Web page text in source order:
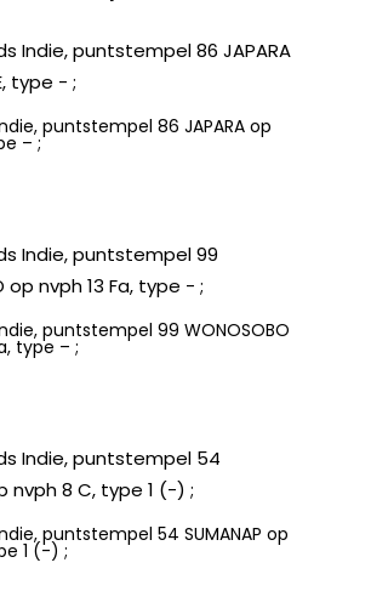
puntstempel 86 JAPARA op
– ;
puntstempel 99 WONOSOBO
type – ;
puntstempel 54 SUMANAP op
1 (-) ;